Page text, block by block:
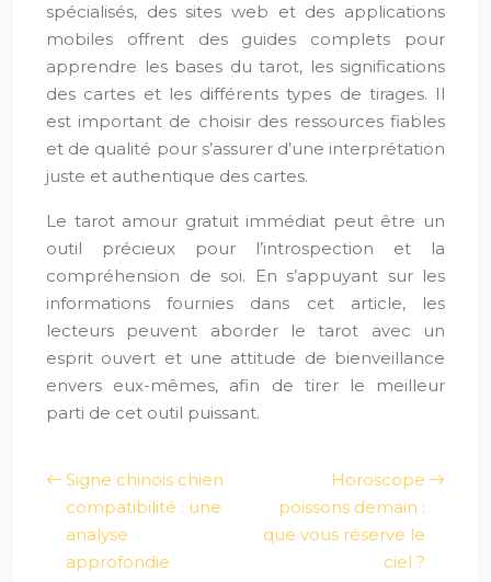
spécialisés, des sites web et des applications
mobiles offrent des guides complets pour
apprendre les bases du tarot, les significations
des cartes et les différents types de tirages. Il
est important de choisir des ressources fiables
et de qualité pour s’assurer d’une interprétation
juste et authentique des cartes.
Le tarot amour gratuit immédiat peut être un
outil précieux pour l’introspection et la
compréhension de soi. En s’appuyant sur les
informations fournies dans cet article, les
lecteurs peuvent aborder le tarot avec un
esprit ouvert et une attitude de bienveillance
envers eux-mêmes, afin de tirer le meilleur
parti de cet outil puissant.
Signe chinois chien
compatibilité : une
analyse
approfondie
Horoscope
poissons demain :
que vous réserve le
ciel ?